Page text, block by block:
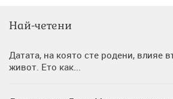
Най-четени
Датата, на която сте родени, влияе
живот. Ето как...